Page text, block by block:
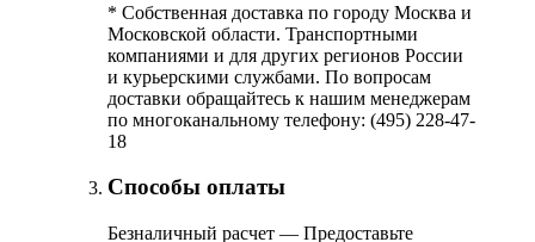
* Собственная доставка по городу Москва и
Московской области. Транспортными
компаниями и для других регионов России
и курьерскими службами. По вопросам
доставки обращайтесь к нашим менеджерам
по многоканальному телефону: (495) 228-47-
18
Способы оплаты
Безналичный расчет — Предоставьте